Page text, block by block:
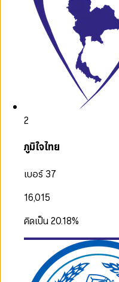
2
ภูมิใจไทย
เบอร์ 37
16,015
คิดเป็น20.18%